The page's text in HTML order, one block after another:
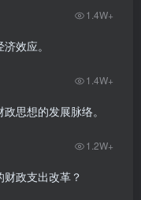
1.4W+
效应。
1.4W+
思想的发展脉络。
1.2W+
政支出改革？